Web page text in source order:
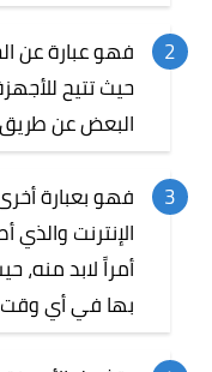
فهو عبارة عن
حيث تتيح
البعض عن طريق
فهو بعبارة
الإنترنت والذي
أمراً لابد منه،
بها في أي وقت